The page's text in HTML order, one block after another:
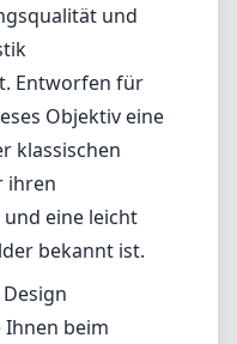
und
Entworfen für
Objektiv eine
klassischen
ihren
eine leicht
bekannt ist.
Ihnen beim